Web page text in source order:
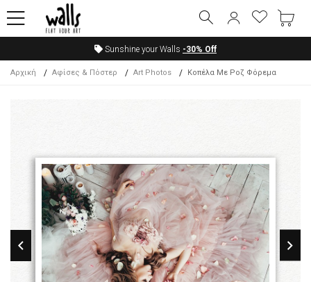
Sunshine your Walls -30% Off
Αρχική Αφίσες & Πόστερ Art Photos Κοπέλα Με Ροζ Φόρεμα